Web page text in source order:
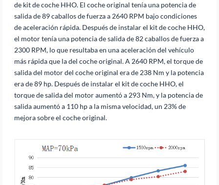
de kit de coche HHO. El coche original tenía una potencia de
salida de 89 caballos de fuerza a 2640 RPM bajo condiciones
de aceleración rápida. Después de instalar el kit de coche HHO,
el motor tenía una potencia de salida de 82 caballos de fuerza a
2300 RPM, lo que resultaba en una aceleración del vehículo
más rápida que la del coche original. A 2640 RPM, el torque de
salida del motor del coche original era de 238 Nm y la potencia
era de 89 hp. Después de instalar el kit de coche HHO, el
torque de salida del motor aumentó a 293 Nm, y la potencia de
salida aumentó a 110 hp a la misma velocidad, un 23% de
mejora sobre el coche original.